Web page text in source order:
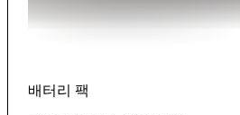
배터리 팩